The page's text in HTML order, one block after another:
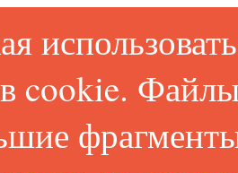
cookie.